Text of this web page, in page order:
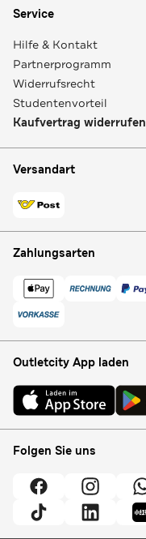
Service
Hilfe & Kontakt
Partnerprogramm
Widerrufsrecht
Studentenvorteil
Kaufvertrag widerrufen
Versandart
Zahlungsarten
Outletcity App laden
Folgen Sie uns